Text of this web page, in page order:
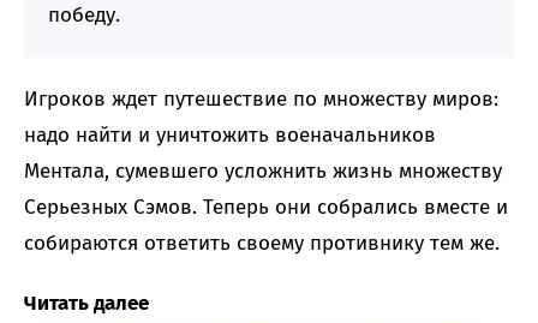
победу.
Игроков ждет путешествие по множеству миров:
надо найти и уничтожить военачальников
Ментала, сумевшего усложнить жизнь множеству
Серьезных Сэмов. Теперь они собрались вместе и
собираются ответить своему противнику тем же.
Читать далее